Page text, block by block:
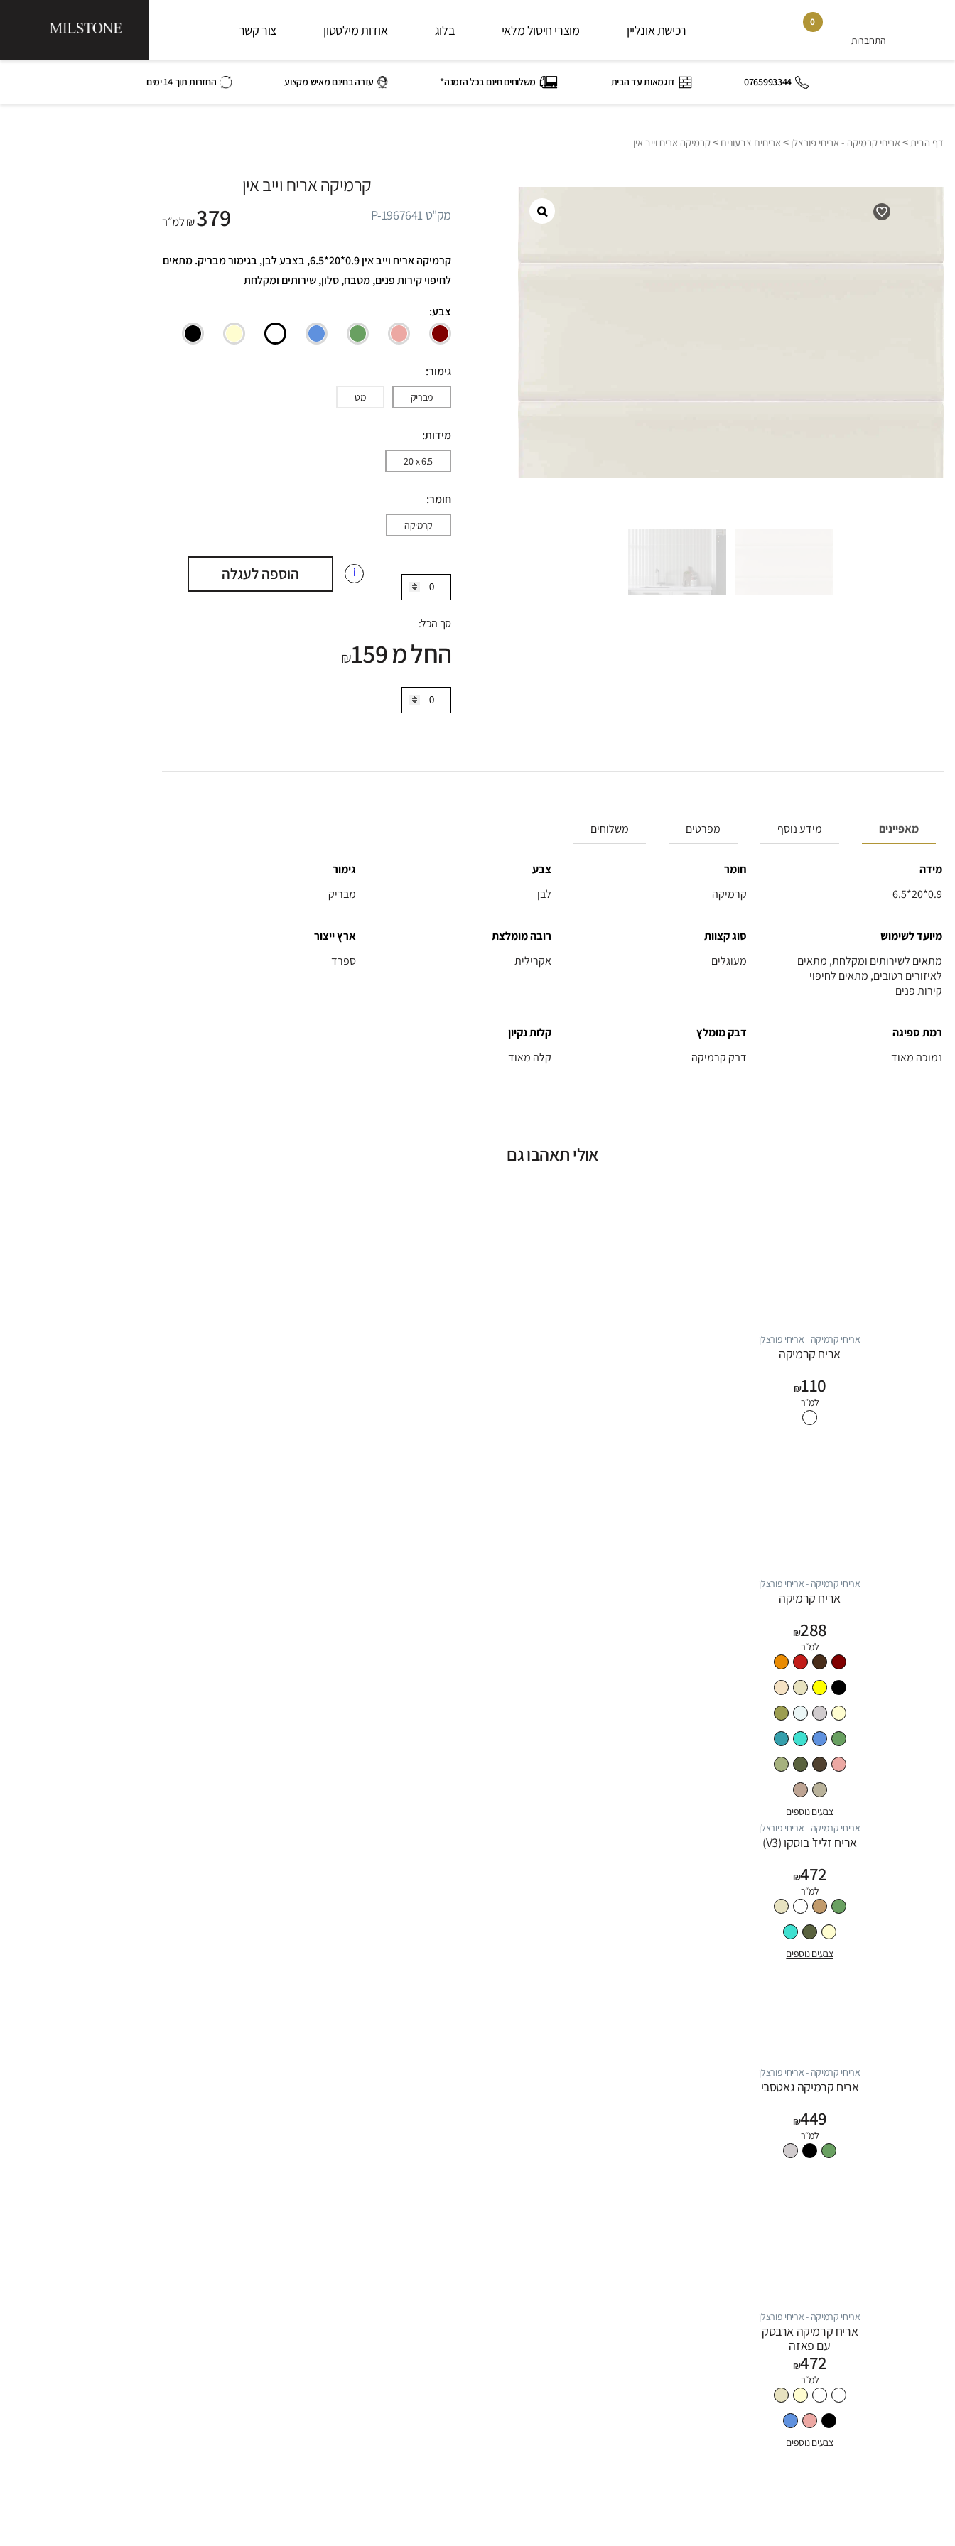
התחברות
0
רכישת אונליין מוצרי חיסול מלאי בלוג אודות מילסטון צור קשר
0765993344 דוגמאות עד הבית משלוחים חינם בכל הזמנה* עזרה בחינם מאיש מקצוע החזרות תוך 14 ימים
דף הבית>אריחי קרמיקה - אריחי פורצלן >אריחים צבעונים >קרמיקה אריח וייב אין
קרמיקה אריח וייב אין
מק"ט P-1967641 379₪ למ״ר
קרמיקה אריח וייב אין 0.9*20*6.5, בצבע לבן, בגימור מבריק. מתאים
לחיפוי קירות פנים, מטבח, סלון, שירותים ומקלחת
צבע:
גימור:
מבריק מט
מידות:
20 x 6.5
חומר:
קרמיקה
כמות
אריח
וייב
סך הכל:
החל מ 159 ₪
הוספה לעגלה i
כמות
מאפיינים מידע נוסף מפרטים משלוחים
מידה
6.5*20*0.9
חומר
קרמיקה
צבע
לבן
גימור
מבריק
מיועד לשימוש
מתאים לשירותים ומקלחת, מתאים
לאיזורים רטובים, מתאים לחיפוי
קירות פנים
סוג קצוות
מעוגלים
רובה מומלצת
אקרילית
ארץ ייצור
ספרד
רמת ספיגה
נמוכה מאוד
דבק מומלץ
דבק קרמיקה
קלות נקיון
קלה מאוד
אולי תאהבו גם
אריחי קרמיקה - אריחי פורצלן
אריח קרמיקה
₪110
למ״ר
אריחי קרמיקה - אריחי פורצלן
אריח קרמיקה
₪288
למ״ר
צבעים נוספים
אריחי קרמיקה - אריחי פורצלן
אריח זליז’ בוסקו (V3)
₪472
למ״ר
צבעים נוספים
אריחי קרמיקה - אריחי פורצלן
אריח קרמיקה גאטסבי
₪449
למ״ר
אריחי קרמיקה - אריחי פורצלן
אריח קרמיקה ארבסק
עם פאזה
₪472
למ״ר
צבעים נוספים